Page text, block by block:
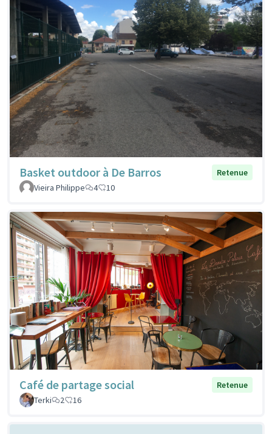
Basket outdoor à De Barros
Retenue
Vieira Philippe
4 10
Café de partage social
Retenue
Terki
2 16